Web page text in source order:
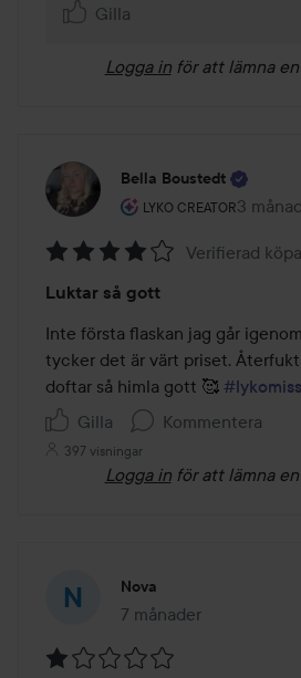
Gilla
Logga in för att lämna
Bella Boustedt
LYKO CREATOR
Användarens roll: Lyko
3
Inlägget
4
av
5
Verifierad
Luktar så gott
Inte första flaskan jag går
tycker det är värt priset.
doftar så himla gott 🥰
Gilla
Kommentera
397 visningar
Logga in för att lämna
Nova
7 månader
Inlägget skapades 7